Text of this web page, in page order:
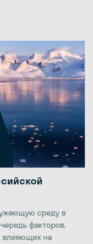
среду в
факторов,
влияющих на